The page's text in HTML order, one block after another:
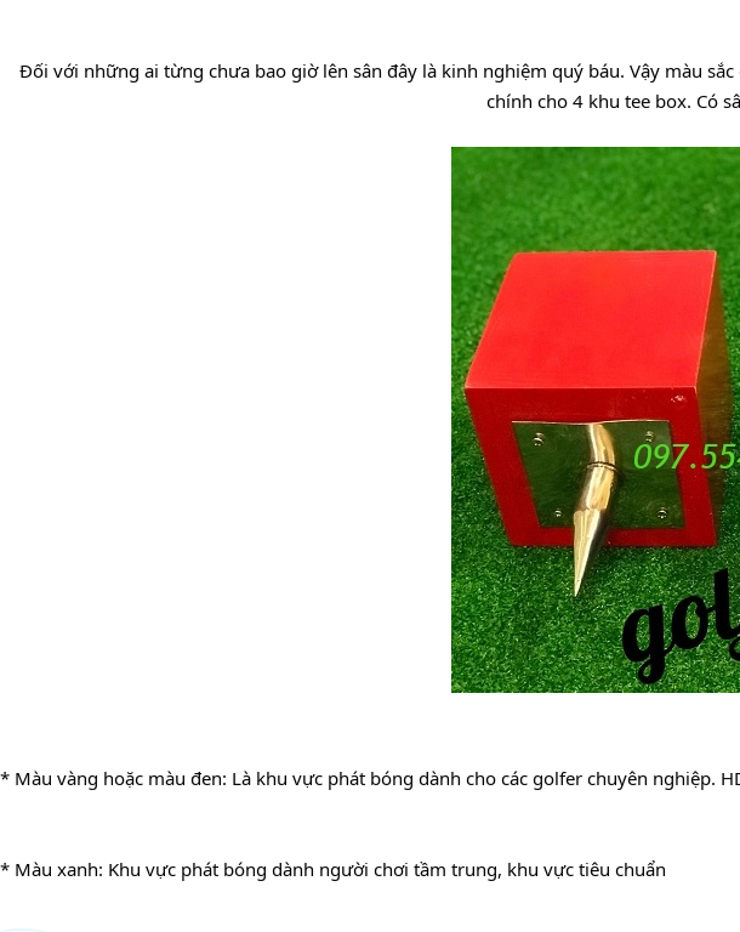
Đối với những ai từng chưa bao giờ lên sân đây là kinh nghiệm quý báu. Vậy màu
chính cho 4 khu tee box. Có
* Màu vàng hoặc màu đen: Là khu vực phát bóng dành cho các golfer chuyên nghiệp.
* Màu xanh: Khu vực phát bóng dành người chơi tầm trung, khu vực tiêu chuẩn